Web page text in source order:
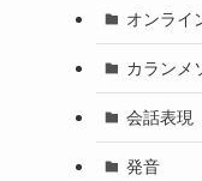
オンライ
カランメ
会話表現
発音